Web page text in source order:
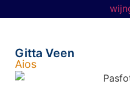
Gitta Veen
Aios